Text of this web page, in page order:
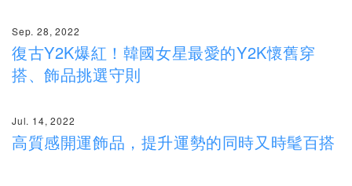
Sep. 28, 2022
復古Y2K爆紅！韓國女星最愛的Y2K懷舊穿
搭、飾品挑選守則
Jul. 14, 2022
高質感開運飾品，提升運勢的同時又時髦百搭